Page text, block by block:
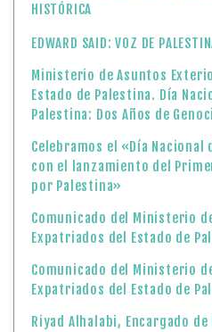
HISTÓRICA
EDWARD SAID: VOZ DE
Ministerio de Asuntos
Estado de Palestina. Día
Palestina: Dos Años de
Celebramos el «Día
con el lanzamiento del
por Palestina»
Comunicado del Ministerio
Expatriados del Estado de
Comunicado del Ministerio
Expatriados del Estado de
Riyad Alhalabi, Encargado